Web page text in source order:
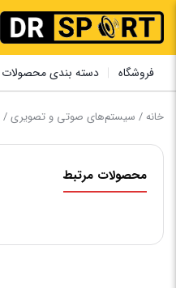
فروشگاه دسته بندی محصولات
خانه/ سیستم‌های صوتی و تصویری/
محصولات مرتبط